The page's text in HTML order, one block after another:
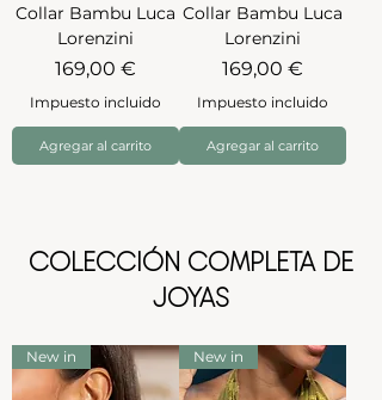
Collar Bambu Luca
Lorenzini
Precio
169,00 €
Impuesto incluido
Agregar al carrito
Collar Bambu Luca
Lorenzini
Precio
169,00 €
Impuesto incluido
Agregar al carrito
COLECCIÓN COMPLETA DE
JOYAS
New in New in